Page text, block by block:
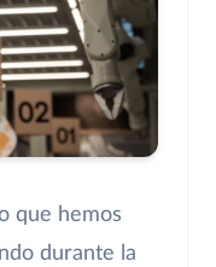
que hemos
durante la